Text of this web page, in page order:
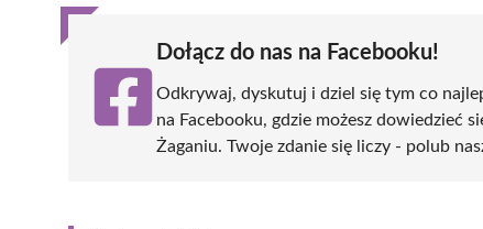
Dołącz do nas na Facebooku!
Odkrywaj, dyskutuj i dziel się tym co
na Facebooku, gdzie możesz dowiedzieć
Żaganiu. Twoje zdanie się liczy - polub